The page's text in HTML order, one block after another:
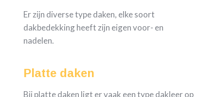
Er zijn diverse type daken, elke soort
dakbedekking heeft zijn eigen voor- en
nadelen.
Platte daken
Bij platte daken ligt er vaak een type dakleer op